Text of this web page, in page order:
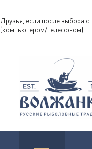
"
Друзья, если после выбора
(компьютером/телефоном)
"